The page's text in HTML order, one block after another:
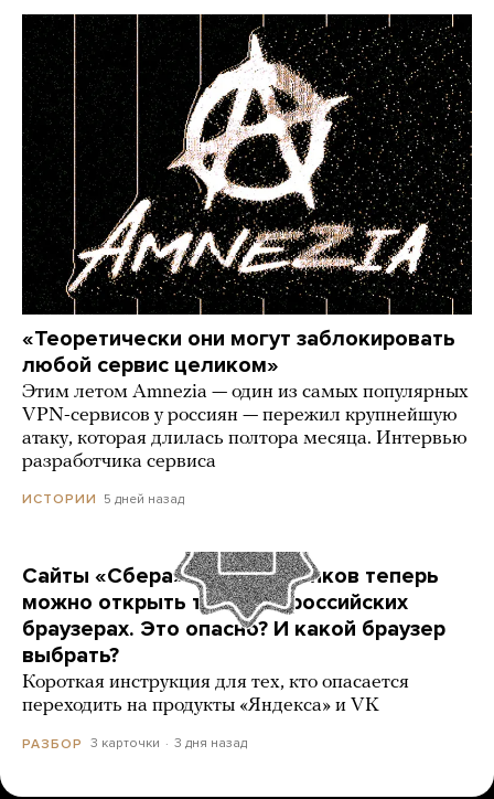
«Теоретически они могут заблокировать
любой сервис целиком»
Этим летом Amnezia — один из самых популярных
VPN-сервисов у россиян — пережил крупнейшую
атаку, которая длилась полтора месяца. Интервью
разработчика сервиса
ИСТОРИИ 5 дней назад
Сайты «Сбера» и других банков теперь
можно открыть только в российских
браузерах. Это опасно? И какой браузер
выбрать?
Короткая инструкция для тех, кто опасается
переходить на продукты «Яндекса» и VK
РАЗБОР 3 карточки 3 дня назад